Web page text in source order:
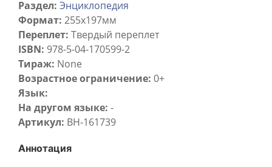
Раздел: Энциклопедия
Формат: 255х197мм
Переплет: Твердый переплет
ISBN: 978-5-04-170599-2
Тираж: None
Возрастное ограничение: 0+
Язык:
На другом языке: -
Артикул: BH-161739
Аннотация